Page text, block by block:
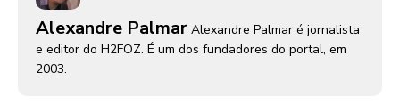
Alexandre Palmar Alexandre Palmar é jornalista
e editor do H2FOZ. É um dos fundadores do portal, em
2003.